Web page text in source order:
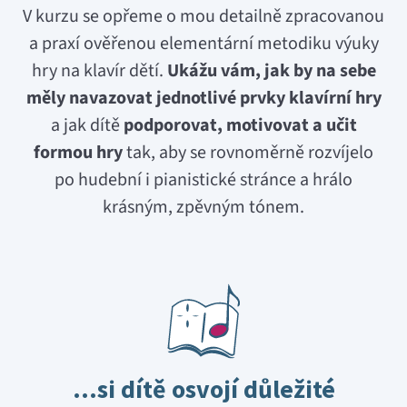
V kurzu se opřeme o mou detailně zpracovanou
a praxí ověřenou elementární metodiku výuky
hry na klavír dětí. Ukážu vám, jak by na sebe
měly navazovat jednotlivé prvky klavírní hry
a jak dítěpodporovat, motivovat a učit
formou hrytak, aby se rovnoměrně rozvíjelo
po hudební i pianistické stránce a hrálo
krásným, zpěvným tónem.
…si dítě osvojí důležité